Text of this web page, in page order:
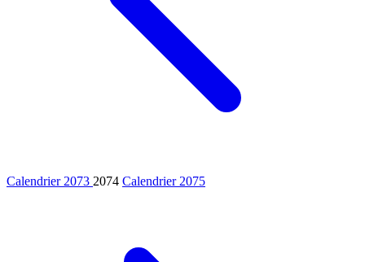
Calendrier 2073 2074 Calendrier 2075